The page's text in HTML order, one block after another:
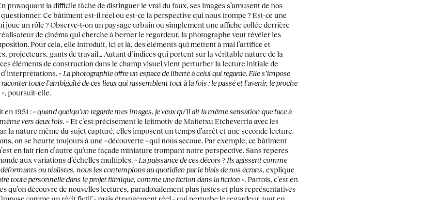
provoquant la difficile tâche de distinguer le vrai du faux, ses images s’amusent de nos
Ce bâtiment est-il réel ou est-ce la perspective qui nous trompe ? Est-ce une
joue un rôle ? Observe-t-on un paysage urbain ou simplement une affiche collée derrière
de cinéma qui cherche à berner le regardeur, la photographe veut révéler les
Pour cela, elle introduit, ici et là, des éléments qui mettent à mal l’artifice et
projecteurs, gants de travail… Autant d’indices qui portent sur la véritable nature de la
éléments de construction dans le champ visuel vient perturber la lecture initiale de
« La photographie offre un espace de liberté à celui qui regarde. Elle s’impose
toute l’ambiguïté de ces lieux qui rassemblent tout à la fois : le passé et l’avenir, le proche
, poursuit-elle.
en 1951 :« quand quelqu’un regarde mes images je veux qu’il ait la même sensation que face à
vers deux fois. »Et c’est précisément le leitmotiv de Maitetxu Etcheverria avec les
la nature même du sujet capturé, elles imposent un temps d’arrêt et une seconde lecture.
on se heurte toujours à une « découverte » qui nous secoue. Par exemple, ce bâtiment
en fait rien d’autre qu’une façade miniature trompant notre perspective. Sans repères
aux variations d’échelles multiples.« La puissance de ces décors ? Ils agissent comme
ou réalistes, nous les contemplons au quotidien par le biais de nos écrans , explique
toute personnelle dans le projet filmique, comme une fiction dans la fiction ». Parfois, c’est en
qu’on découvre de nouvelles lectures, paradoxalement plus justes et plus représentatives